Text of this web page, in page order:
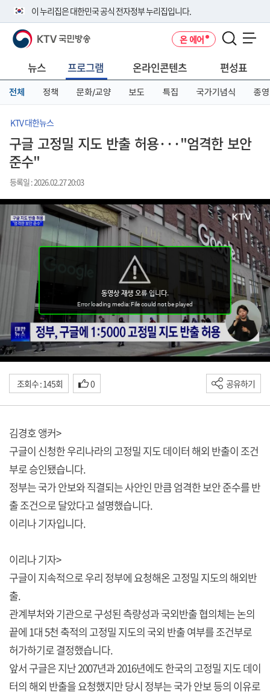
이 누리집은 대한민국 공식 전자정부 누리집입니다.
공식 누리집 주소 확인하기
니다.
이밖에 or.kr 또는 .kr등 다른 도메인 주소를 사용하고 있다면 아래 URL에
서 도메인 주소를 확인해 보세요
KTV 국민방송 온 에어
뉴스 프로그램 온라인콘텐츠 편성표
전체 정책 문화/교양 보도 특집 국가기념식 종영
KTV 대한뉴스
구글 고정밀 지도 반출 허용···"엄격한 보안
준수"
등록일 : 2026.02.27 20:03
조회수 : 145회 0 공유하기
김경호 앵커>
구글이 신청한 우리나라의 고정밀 지도 데이터 해외 반출이 조건
부로 승인됐습니다.
정부는 국가 안보와 직결되는 사안인 만큼 엄격한 보안 준수를 반
출 조건으로 달았다고 설명했습니다.
이리나 기자입니다.
이리나 기자>
구글이 지속적으로 우리 정부에 요청해온 고정밀 지도의 해외반
출.
관계부처와 기관으로 구성된 측량성과 국외반출 협의체는 논의
끝에 1대 5천 축적의 고정밀 지도의 국외 반출 여부를 조건부로
허가하기로 결정했습니다.
앞서 구글은 지난 2007년과 2016년에도 한국의 고정밀 지도 데이
터의 해외 반출을 요청했지만 당시 정부는 국가 안보 등의 이유로